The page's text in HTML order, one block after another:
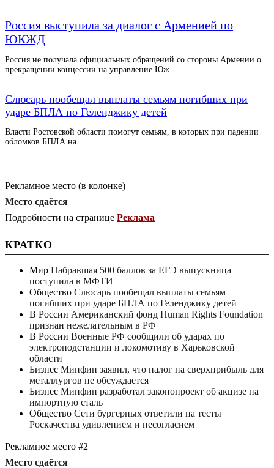
Россия выступила за диалог с Арменией по
ЮКЖД
Россия не получала официальных обращений со стороны Армении о
прекращении концессии на управление Юж…
Слюсарь пообещал выплаты семьям погибших при
ударе БПЛА по Геленджику детей
Власти Ростовской области помогут семьям, в которых при падении
обломков БПЛА на…
Рекламное место (в колонке)
Место сдаётся
Подробности на странице Реклама
КРАТКО
Мир Набравшая 500 баллов за ЕГЭ выпускница
поступила в МФТИ
Общество Слюсарь пообещал выплаты семьям
погибших при ударе БПЛА по Геленджику детей
В России Американский фонд Human Rights Foundation
признан нежелательным в РФ
В России Военные РФ сообщили об ударах по
электроподстанции и локомотиву в Харьковской
области
Бизнес Минфин заявил, что налог на сверхприбыль для
металлургов не обсуждается
Бизнес Минфин разработал законопроект об акцизе на
импортную сталь
Общество Сети бургерных ответили на тесты
Роскачества удивлением и несогласием
Рекламное место #2
Место сдаётся